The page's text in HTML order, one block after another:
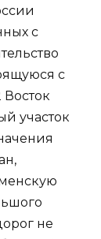
с
с
участок
не